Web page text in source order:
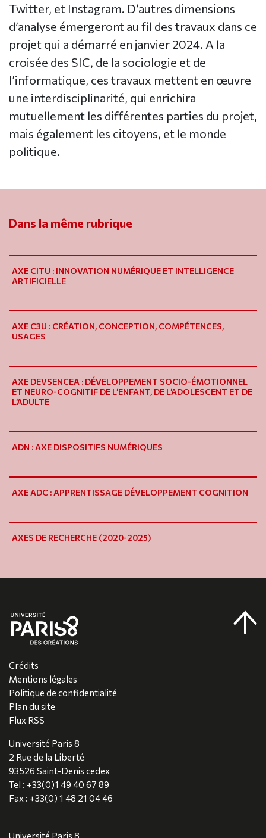
Twitter, et Instagram. D’autres dimensions
d’analyse émergeront au fil des travaux dans ce
projet qui a démarré en janvier 2024. A la
croisée des SIC, de la sociologie et de
l’informatique, ces travaux mettent en œuvre
une interdisciplinarité, qui enrichira
mutuellement les différentes parties du projet,
mais également les citoyens, et le monde
politique.
Dans la même rubrique
AXE CITU : INNOVATION NUMÉRIQUE ET INTELLIGENCE
ARTIFICIELLE
AXE C3U : CRÉATION, CONCEPTION, COMPÉTENCES,
USAGES
AXE DEVSENCEA : DÉVELOPPEMENT SOCIO-ÉMOTIONNEL
ET NEURO-COGNITIF DE L’ENFANT, DE L’ADOLESCENT ET DE
L’ADULTE
ADN : AXE DISPOSITIFS NUMÉRIQUES
AXE ADC : APPRENTISSAGE DÉVELOPPEMENT COGNITION
AXES DE RECHERCHE (2020-2025)
Crédits
Mentions légales
Politique de confidentialité
Plan du site
Flux RSS
Université Paris 8
2 Rue de la Liberté
93526 Saint-Denis cedex
Tel : +33(0)1 49 40 67 89
Fax : +33(0) 1 48 21 04 46
Université Paris 8